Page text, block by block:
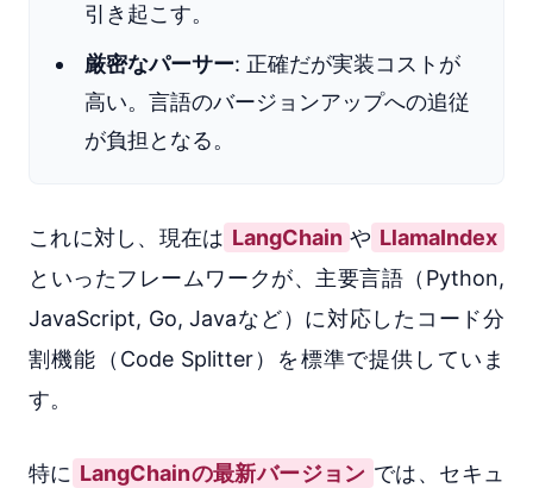
引き起こす。
厳密なパーサー: 正確だが実装コストが
高い。言語のバージョンアップへの追従
が負担となる。
これに対し、現在は LangChain や LlamaIndex
といったフレームワークが、主要言語（Python,
JavaScript, Go, Javaなど）に対応したコード分
割機能（Code Splitter）を標準で提供していま
す。
特に LangChainの最新バージョン では、セキュ